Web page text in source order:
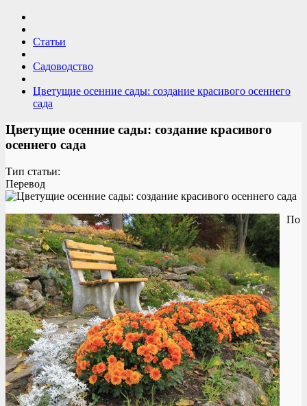
Статьи
Садоводство
Цветущие осенние сады: создание красивого осеннего
сада
Цветущие осенние сады: создание красивого
осеннего сада
Тип статьи:
Перевод
По